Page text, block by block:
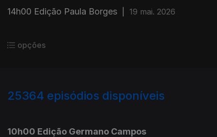
14h00 Edição Paula Borges 19 mai. 2026
opções
25364 episódios disponíveis
10h00 Edição Germano Campos